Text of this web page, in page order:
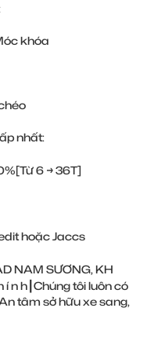
khóa
nhất:
6 → 36T]
hoặc Jaccs
NAM SƯƠNG, KH
n h┃Chúng tôi luôn có
tâm sở hữu xe sang,